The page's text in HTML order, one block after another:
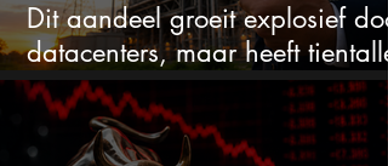
Dit aandeel groeit explosief
datacenters, maar heeft
miljarden nodig